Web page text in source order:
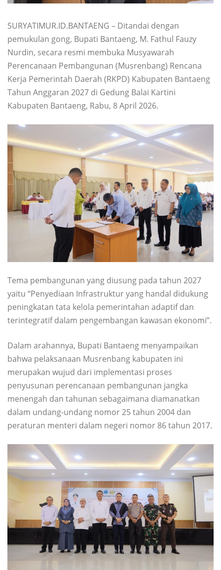
SURYATIMUR.ID.BANTAENG – Ditandai dengan
pemukulan gong, Bupati Bantaeng, M. Fathul Fauzy
Nurdin, secara resmi membuka Musyawarah
Perencanaan Pembangunan (Musrenbang) Rencana
Kerja Pemerintah Daerah (RKPD) Kabupaten Bantaeng
Tahun Anggaran 2027 di Gedung Balai Kartini
Kabupaten Bantaeng, Rabu, 8 April 2026.
Tema pembangunan yang diusung pada tahun 2027
yaitu “Penyediaan Infrastruktur yang handal didukung
peningkatan tata kelola pemerintahan adaptif dan
terintegratif dalam pengembangan kawasan ekonomi”.
Dalam arahannya, Bupati Bantaeng menyampaikan
bahwa pelaksanaan Musrenbang kabupaten ini
merupakan wujud dari implementasi proses
penyusunan perencanaan pembangunan jangka
menengah dan tahunan sebagaimana diamanatkan
dalam undang-undang nomor 25 tahun 2004 dan
peraturan menteri dalam negeri nomor 86 tahun 2017.